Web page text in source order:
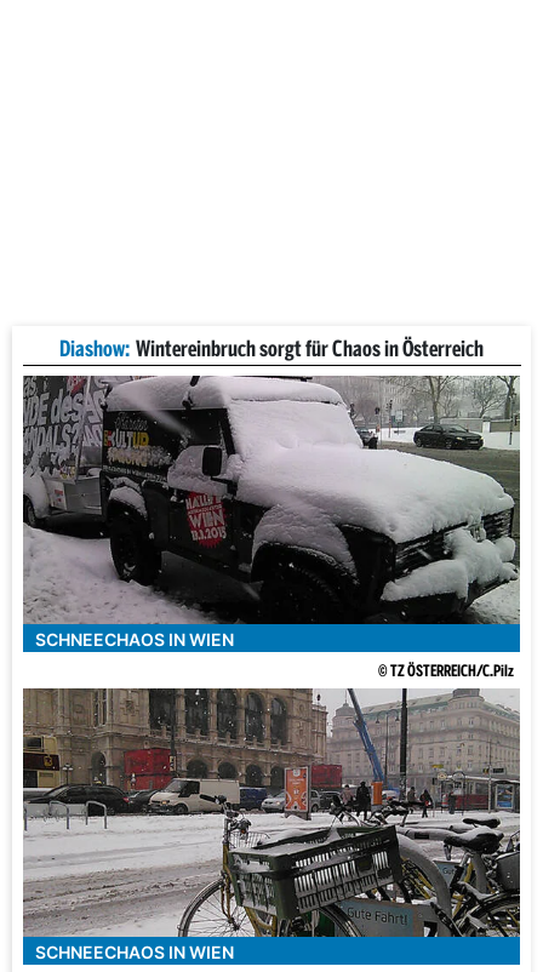
Diashow: Wintereinbruch sorgt für Chaos in Österreich
SCHNEECHAOS IN WIEN
© TZ ÖSTERREICH/C.Pilz
SCHNEECHAOS IN WIEN